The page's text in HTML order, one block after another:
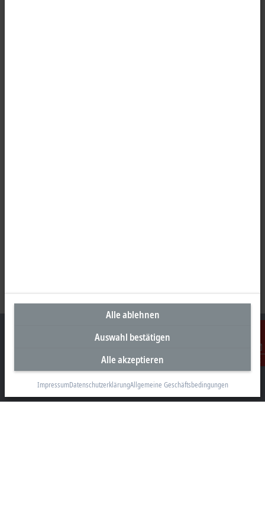
Kontakt
Unternehmenszentrale Deutschland
Beckhoff Automation GmbH & Co. KG
Hülshorstweg 20
Alle ablehnen
Auswahl bestätigen
Alle akzeptieren
ImpressumDatenschutzerklärungAllgemeine Geschäftsbedingungen